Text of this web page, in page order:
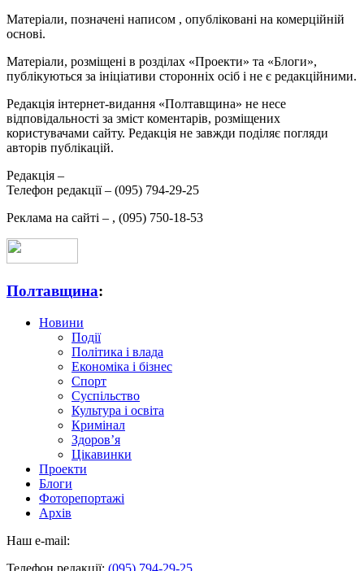
Матеріали, позначені написом , опубліковані на комерційній
основі.
Матеріали, розміщені в розділах «Проекти» та «Блоги»,
публікуються за ініціативи сторонніх осіб і не є редакційними.
Редакція інтернет-видання «Полтавщина» не несе
відповідальності за зміст коментарів, розміщених
користувачами сайту. Редакція не завжди поділяє погляди
авторів публікацій.
Редакція –
Телефон редакції – (095) 794-29-25
Реклама на сайті – , (095) 750-18-53
Полтавщина:
Новини
Події
Політика і влада
Економіка і бізнес
Спорт
Суспільство
Культура і освіта
Кримінал
Здоров’я
Цікавинки
Проекти
Блоги
Фоторепортажі
Архів
Наш e-mail:
Телефон редакції: (095) 794-29-25